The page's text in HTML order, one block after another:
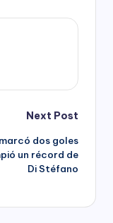
Next Post
dos goles
un récord de
Di Stéfano